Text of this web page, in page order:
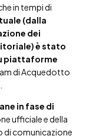
in tempi di
(dalla
dei
è stato
piattaforme
di Acquedotto
in fase di
ufficiale e della
di comunicazione